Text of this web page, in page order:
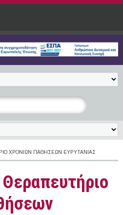
ΧΡΌΝΙΩΝ ΠΑΘΉΣΕΩΝ ΕΥΡΥΤΑΝΊΑΣ